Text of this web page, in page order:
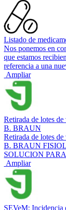
Listado de
Nos ponemos en
que estamos
referencia a una
Ampliar
Retirada de lotes
B. BRAUN
Retirada de lotes
B. BRAUN
SOLUCION
Ampliar
SEVeM: Incidencia